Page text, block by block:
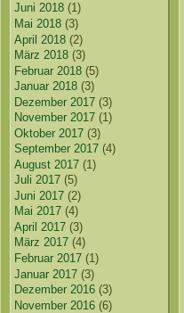
Juni 2018 (1)
Mai 2018 (3)
April 2018 (2)
März 2018 (3)
Februar 2018 (5)
Januar 2018 (3)
Dezember 2017 (3)
November 2017 (1)
Oktober 2017 (3)
September 2017 (4)
August 2017 (1)
Juli 2017 (5)
Juni 2017 (2)
Mai 2017 (4)
April 2017 (3)
März 2017 (4)
Februar 2017 (1)
Januar 2017 (3)
Dezember 2016 (3)
November 2016 (6)